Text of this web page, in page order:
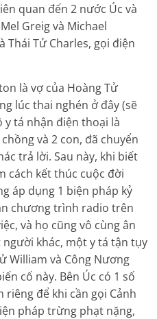
quan đến 2 nước Úc và
Greig và Michael
Thái Tử Charles, gọi điện
là vợ của Hoàng Tử
lúc thai nghén ở đây (sẽ
y tá nhận điện thoại là
và 2 con, đã chuyển
trả lời. Sau này, khi biết
cách kết thúc cuộc đời
áp dụng 1 biện pháp kỷ
chương trình radio trên
và họ cũng vô cùng ân
khác, một y tá tận tụy
William và Công Nương
cố này. Bên Úc có 1 số
riêng để khi cần gọi Cảnh
pháp trừng phạt nặng,